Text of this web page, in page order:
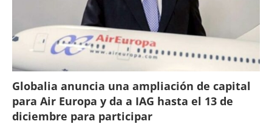
Globalia anuncia una ampliación de capital
para Air Europa y da a IAG hasta el 13 de
diciembre para participar